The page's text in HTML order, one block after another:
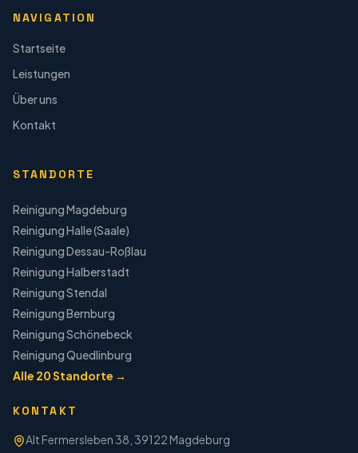
NAVIGATION
Startseite
Leistungen
Über uns
Kontakt
STANDORTE
ReinigungMagdeburg
ReinigungHalle (Saale)
ReinigungDessau-Roßlau
ReinigungHalberstadt
ReinigungStendal
ReinigungBernburg
ReinigungSchönebeck
ReinigungQuedlinburg
Alle 20Standorte →
KONTAKT
Alt Fermersleben 38, 39122 Magdeburg